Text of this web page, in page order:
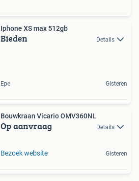
Iphone XS max 512gb
Bieden Details
Epe Gisteren
Bouwkraan Vicario OMV360NL
Op aanvraag Details
Bezoek website Gisteren